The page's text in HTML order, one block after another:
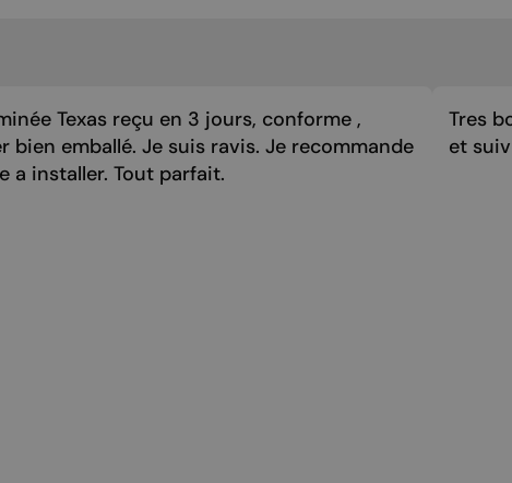
Texas reçu en 3 jours, conforme ,
bien emballé. Je suis ravis. Je recommande
a installer. Tout parfait.
Tres
et
PORTUGUESE
ROMANIAN
RUSSIAN